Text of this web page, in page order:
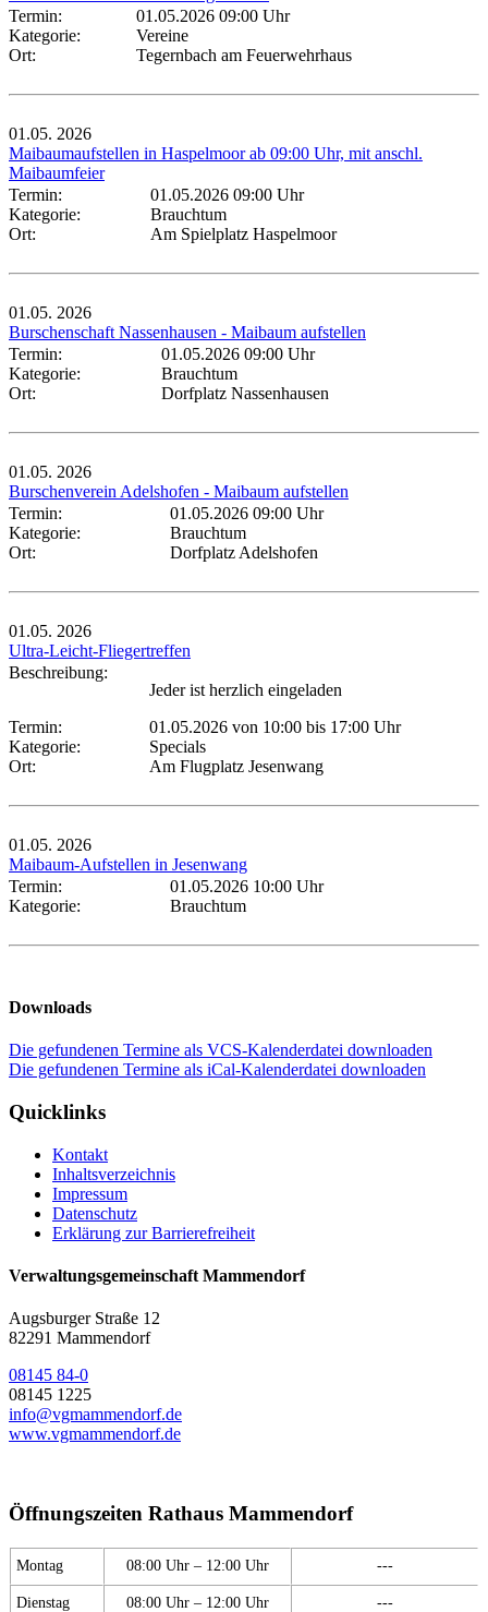
Termin:
01.05.2026 09:00 Uhr
Kategorie:
Vereine
Ort:
Tegernbach am Feuerwehrhaus
01.05. 2026
Maibaumaufstellen in Haspelmoor ab 09:00 Uhr, mit anschl.
Maibaumfeier
Termin:
01.05.2026 09:00 Uhr
Kategorie:
Brauchtum
Ort:
Am Spielplatz Haspelmoor
01.05. 2026
Burschenschaft Nassenhausen - Maibaum aufstellen
Termin:
01.05.2026 09:00 Uhr
Kategorie:
Brauchtum
Ort:
Dorfplatz Nassenhausen
01.05. 2026
Burschenverein Adelshofen - Maibaum aufstellen
Termin:
01.05.2026 09:00 Uhr
Kategorie:
Brauchtum
Ort:
Dorfplatz Adelshofen
01.05. 2026
Ultra-Leicht-Fliegertreffen
Beschreibung:
Jeder ist herzlich eingeladen
Termin:
01.05.2026 von 10:00 bis 17:00 Uhr
Kategorie:
Specials
Ort:
Am Flugplatz Jesenwang
01.05. 2026
Maibaum-Aufstellen in Jesenwang
Termin:
01.05.2026 10:00 Uhr
Kategorie:
Brauchtum
Downloads
Die gefundenen Termine als VCS-Kalenderdatei downloaden
Die gefundenen Termine als iCal-Kalenderdatei downloaden
Quicklinks
Kontakt
Inhaltsverzeichnis
Impressum
Datenschutz
Erklärung zur Barrierefreiheit
Verwaltungsgemeinschaft Mammendorf
Augsburger Straße 12
82291 Mammendorf
08145 84-0
08145 1225
info@vgmammendorf.de
www.vgmammendorf.de
Öffnungszeiten Rathaus Mammendorf
Montag 08:00 Uhr – 12:00 Uhr ---
Dienstag 08:00 Uhr – 12:00 Uhr ---